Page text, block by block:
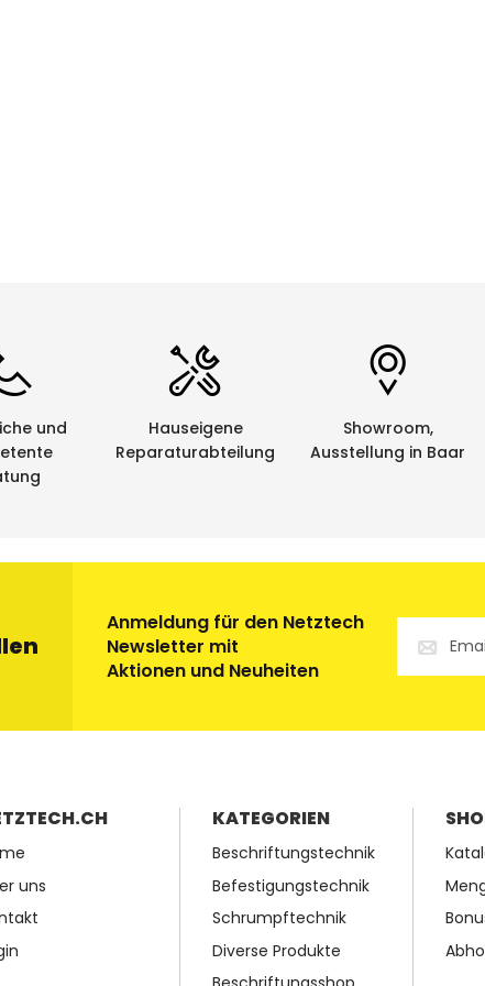
und
Hauseigene
Reparaturabteilung
Showroom,
Ausstellung in Baar
Anmeldung für den Netztech
Newsletter mit
Aktionen und Neuheiten
uns
KATEGORIEN
Beschriftungstechnik
Befestigungstechnik
Schrumpftechnik
Diverse Produkte